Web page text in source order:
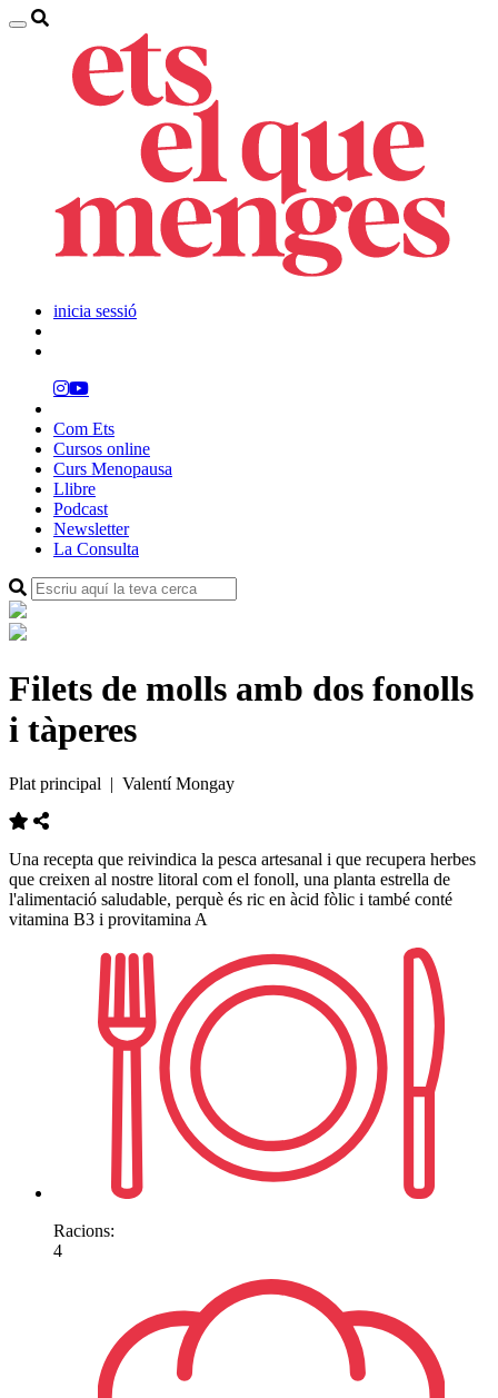
inicia sessió
Com Ets
Cursos online
Curs Menopausa
Llibre
Podcast
Newsletter
La Consulta
Filets de molls amb dos fonolls
i tàperes
Plat principal | Valentí Mongay
Una recepta que reivindica la pesca artesanal i que recupera herbes
que creixen al nostre litoral com el fonoll, una planta estrella de
l'alimentació saludable, perquè és ric en àcid fòlic i també conté
vitamina B3 i provitamina A
Racions:
4